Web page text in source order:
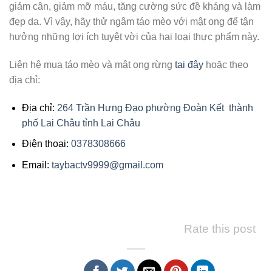
giảm cân, giảm mỡ máu, tăng cường sức đề kháng và làm
đẹp da. Vì vậy, hãy thử ngâm táo mèo với mật ong để tận
hưởng những lợi ích tuyệt vời của hai loại thực phẩm này.
Liên hệ mua táo mèo và mật ong rừng tại đây hoặc theo
địa chỉ:
Địa chỉ: 264 Trần Hưng Đạo phường Đoàn Kết thành
phố Lai Châu tỉnh Lai Châu
Điện thoại: 0378308666
Email: taybactv9999@gmail.com
Rate this post